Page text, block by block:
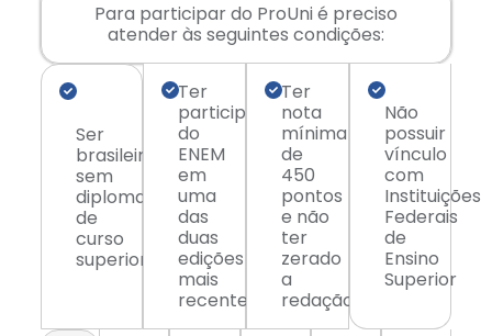
Para participar do ProUni é preciso
atender às seguintes condições:
Ser
brasileiro
sem
diploma
de
curso
superior
Ter
participado
do
ENEM
em
uma
das
duas
edições
mais
recentes
Ter
nota
mínima
de
450
pontos
e não
ter
zerado
a
redação
Não
possuir
vínculo
com
Instituições
Federais
de
Ensino
Superior